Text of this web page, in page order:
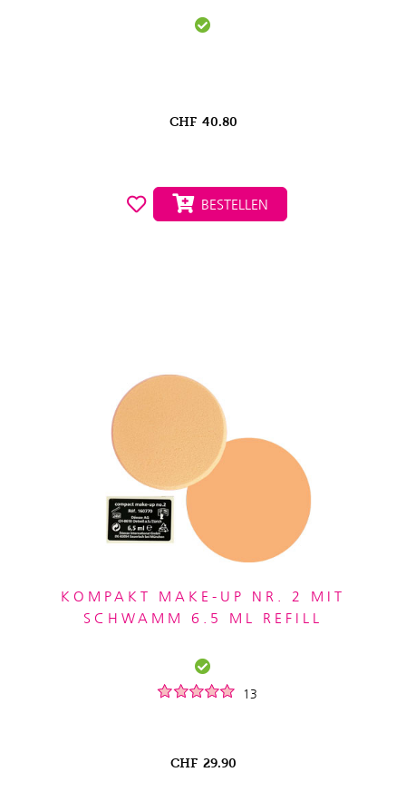
CHF 40.80
BESTELLEN
KOMPAKT MAKE-UP NR. 2 MIT
SCHWAMM 6.5 ML REFILL
13
CHF 29.90